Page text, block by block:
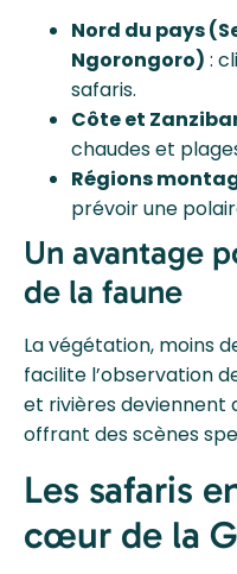
Nord du pays
Ngorongoro) :
safaris.
Côte et
chaudes et
Régions
prévoir une
Un avantage
de la faune
La végétation, moins
facilite l’observation
et rivières deviennent
offrant des scènes
Les safaris
cœur de la